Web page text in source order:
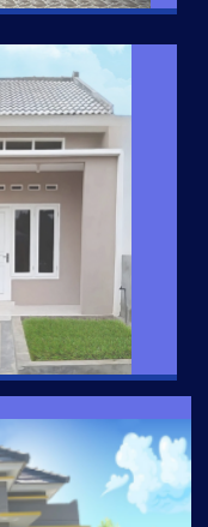
menit dari pusat